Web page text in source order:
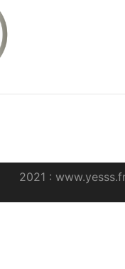
2021 :